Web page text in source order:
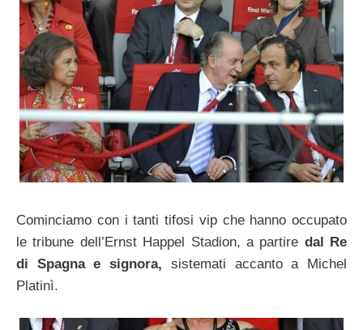
Cominciamo con i tanti tifosi vip che hanno occupato
le tribune dell’Ernst Happel Stadion, a partire dal Re
di Spagna e signora, sistemati accanto a Michel
Platinì.